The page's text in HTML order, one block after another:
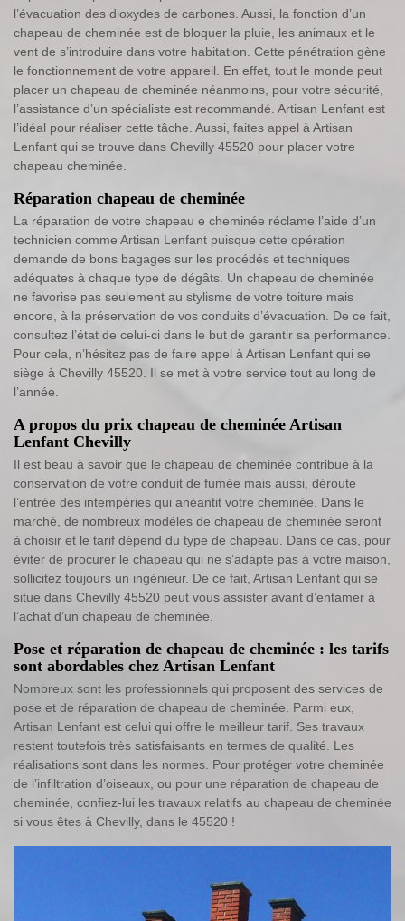
l’évacuation des dioxydes de carbones. Aussi, la fonction d’un
chapeau de cheminée est de bloquer la pluie, les animaux et le
vent de s’introduire dans votre habitation. Cette pénétration gène
le fonctionnement de votre appareil. En effet, tout le monde peut
placer un chapeau de cheminée néanmoins, pour votre sécurité,
l’assistance d’un spécialiste est recommandé. Artisan Lenfant est
l’idéal pour réaliser cette tâche. Aussi, faites appel à Artisan
Lenfant qui se trouve dans Chevilly 45520 pour placer votre
chapeau cheminée.
Réparation chapeau de cheminée
La réparation de votre chapeau e cheminée réclame l’aide d’un
technicien comme Artisan Lenfant puisque cette opération
demande de bons bagages sur les procédés et techniques
adéquates à chaque type de dégâts. Un chapeau de cheminée
ne favorise pas seulement au stylisme de votre toiture mais
encore, à la préservation de vos conduits d’évacuation. De ce fait,
consultez l’état de celui-ci dans le but de garantir sa performance.
Pour cela, n’hésitez pas de faire appel à Artisan Lenfant qui se
siège à Chevilly 45520. Il se met à votre service tout au long de
l’année.
A propos du prix chapeau de cheminée Artisan
Lenfant Chevilly
Il est beau à savoir que le chapeau de cheminée contribue à la
conservation de votre conduit de fumée mais aussi, déroute
l’entrée des intempéries qui anéantit votre cheminée. Dans le
marché, de nombreux modèles de chapeau de cheminée seront
à choisir et le tarif dépend du type de chapeau. Dans ce cas, pour
éviter de procurer le chapeau qui ne s’adapte pas à votre maison,
sollicitez toujours un ingénieur. De ce fait, Artisan Lenfant qui se
situe dans Chevilly 45520 peut vous assister avant d’entamer à
l’achat d’un chapeau de cheminée.
Pose et réparation de chapeau de cheminée : les tarifs
sont abordables chez Artisan Lenfant
Nombreux sont les professionnels qui proposent des services de
pose et de réparation de chapeau de cheminée. Parmi eux,
Artisan Lenfant est celui qui offre le meilleur tarif. Ses travaux
restent toutefois très satisfaisants en termes de qualité. Les
réalisations sont dans les normes. Pour protéger votre cheminée
de l’infiltration d’oiseaux, ou pour une réparation de chapeau de
cheminée, confiez-lui les travaux relatifs au chapeau de cheminée
si vous êtes à Chevilly, dans le 45520 !